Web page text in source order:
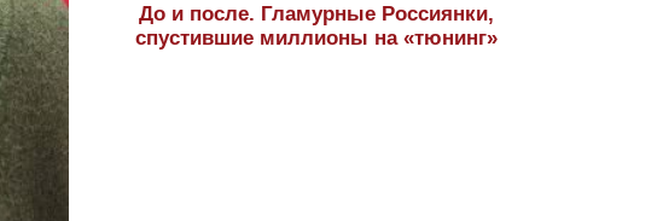
До и после. Гламурные Россиянки,
спустившие миллионы на «тюнинг»